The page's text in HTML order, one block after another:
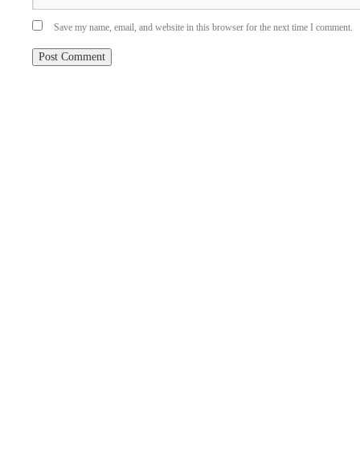
Save my name, email, and website in this browser for the next time I comment.